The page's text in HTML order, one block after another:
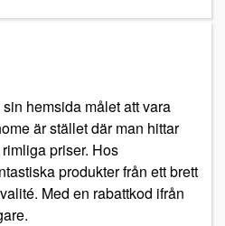
hemsida målet att vara
är stället där man hittar
priser. Hos
produkter från ett brett
Med en rabattkod ifrån